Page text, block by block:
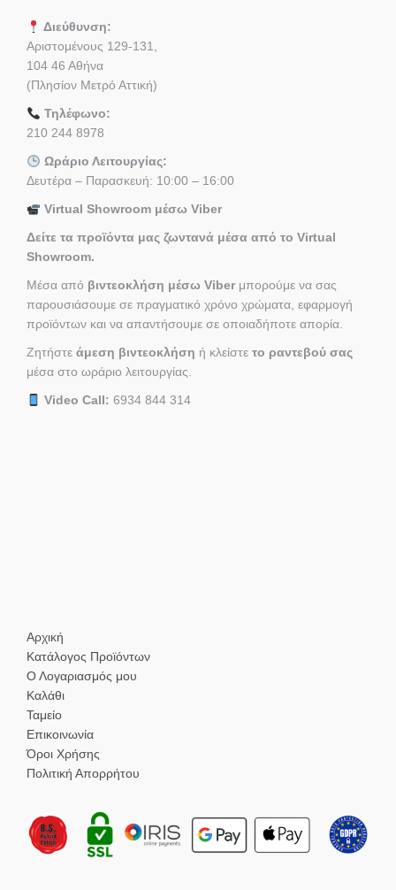
Διεύθυνση:
Αριστομένους 129-131,
104 46 Αθήνα
(Πλησίον Μετρό Αττική)
Τηλέφωνο:
210 244 8978
Ωράριο Λειτουργίας:
Δευτέρα – Παρασκευή: 10:00 – 16:00
Virtual Showroom μέσω Viber
Δείτε τα προϊόντα μας ζωντανά μέσα από το Virtual
Showroom.
Μέσα από βιντεοκλήση μέσω Viber μπορούμε να σας
παρουσιάσουμε σε πραγματικό χρόνο χρώματα, εφαρμογή
προϊόντων και να απαντήσουμε σε οποιαδήποτε απορία.
Ζητήστε άμεση βιντεοκλήση ή κλείστε το ραντεβού σας
μέσα στο ωράριο λειτουργίας.
Video Call: 6934 844 314
Αρχική
Κατάλογος Προϊόντων
Ο Λογαριασμός μου
Καλάθι
Ταμείο
Επικοινωνία
Όροι Χρήσης
Πολιτική Απορρήτου